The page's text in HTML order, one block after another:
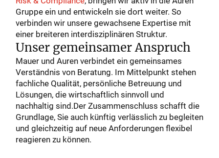
Gruppe ein und entwickeln sie dort weiter. So
verbinden wir unsere gewachsene Expertise mit
einer breiteren interdisziplinären Struktur.
Unser gemeinsamer Anspruch
Mauer und Auren verbindet ein gemeinsames
Verständnis von Beratung. Im Mittelpunkt stehen
fachliche Qualität, persönliche Betreuung und
Lösungen, die wirtschaftlich sinnvoll und
nachhaltig sind.Der Zusammenschluss schafft die
Grundlage, Sie auch künftig verlässlich zu begleiten
und gleichzeitig auf neue Anforderungen flexibel
reagieren zu können.